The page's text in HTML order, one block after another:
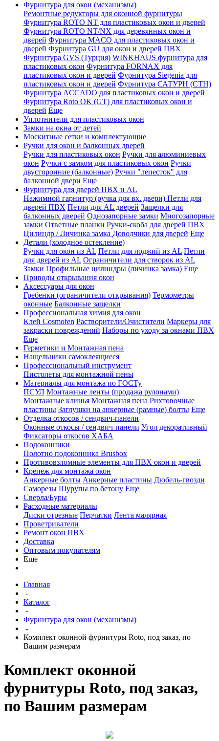
Фурнитура для окон (механизмы)
Ремонтные редукторы для оконной фурнитуры
Фурнитура ROTO NT для пластиковых окон и дверей
Фурнитура ROTO NT/NX для деревянных окон и
дверей Фурнитура MACO для пластиковых окон и
дверей Фурнитура GU для окон и дверей ПВХ
Фурнитура GVS (Турция) WINKHAUS фурнитура для
пластиковых окон Фурнитура FORNAX для
пластиковых окон и дверей Фурнитура Siegenia для
пластиковых окон и дверей Фурнитура САТУРН (СТН)
Фурнитура ACCADO для пластиковых окон и дверей
Фурнитура Roto OK (GT) для пластиковых окон и
дверей Еще
Уплотнители для пластиковых окон
Замки на окна от детей
Москитные сетки и комплектующие
Ручки для окон и балконных дверей
Ручки для пластиковых окон Ручки для алюминиевых
окон Ручки с замком для пластиковых окон Ручки
двусторонние (балконные) Ручки "лепесток" для
балконной двери Еще
Фурнитура для дверей ПВХ и AL
Нажимной гарнитур (ручка для вх. двери) Петли для
дверей ПВХ Петли для AL дверей Защелки для
балконных дверей Однозапорные замки Многозапорные
замки Ответные планки Ручки-скоба для дверей ПВХ
Цилиндр / Личинка замка Доводчики для дверей Еще
Детали (холодное остекление)
Ручки для окон из AL Петли для лоджий из AL Петли
для дверей из AL Ограничители для створок из AL
Замки Профильные цилиндры (личинка замка) Еще
Приводы открывания окон
Аксессуары для окон
Гребенки (ограничители открывания) Термометры
оконные Балконные защелки
Профессиональная химия для окон
Клей Cosmofen Растворители/Очистители Маркеры для
закраски повреждений Наборы по уходу за окнами ПВХ
Еще
Герметики и Монтажная пена
Нащельники самоклеящиеся
Профессиональный инструмент
Пистолеты для монтажной пены
Материалы для монтажа по ГОСТу
ПСУЛ Монтажные ленты (продажа рулонами)
Монтажные клинья Монтажная пена Рихтовочные
пластины Заглушки на анкерные (рамные) болты Еще
Отделка откосов / сендвич-панели
Оконные откосы / сендвич-панели Угол декоративный
Фиксаторы откосов ХАБА
Подоконники
Полотно подоконника Brusbox
Противовзломные элементы для ПВХ окон и дверей
Крепеж для монтажа окон
Анкерные болты Анкерные пластины Дюбель-гвозди
Саморезы Шурупы по бетону Еще
Сверла/Буры
Расходные материалы
Диски отрезные Перчатки Лента малярная
Проветриватели
Ремонт окон ПВХ
Доставка
Оптовым покупателям
Еще
Главная
-
Каталог
-
Фурнитура для окон (механизмы)
-
Комплект оконной фурнитуры Roto, под заказ, по
Вашим размерам
Комплект оконной
фурнитуры Roto, под заказ,
по Вашим размерам